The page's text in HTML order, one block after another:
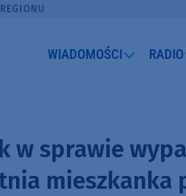
WIADOMOŚCI RADIO
w sprawie
mieszkanka